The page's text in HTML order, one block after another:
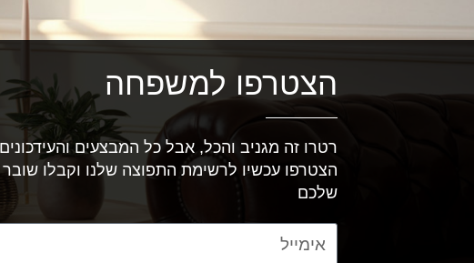
הצטרפו למשפחה
רטרו זה מגניב והכל, אבל כל המבצעים והעידכונים
הצטרפו עכשיו לרשימת התפוצה שלנו וקבלו
שלכם